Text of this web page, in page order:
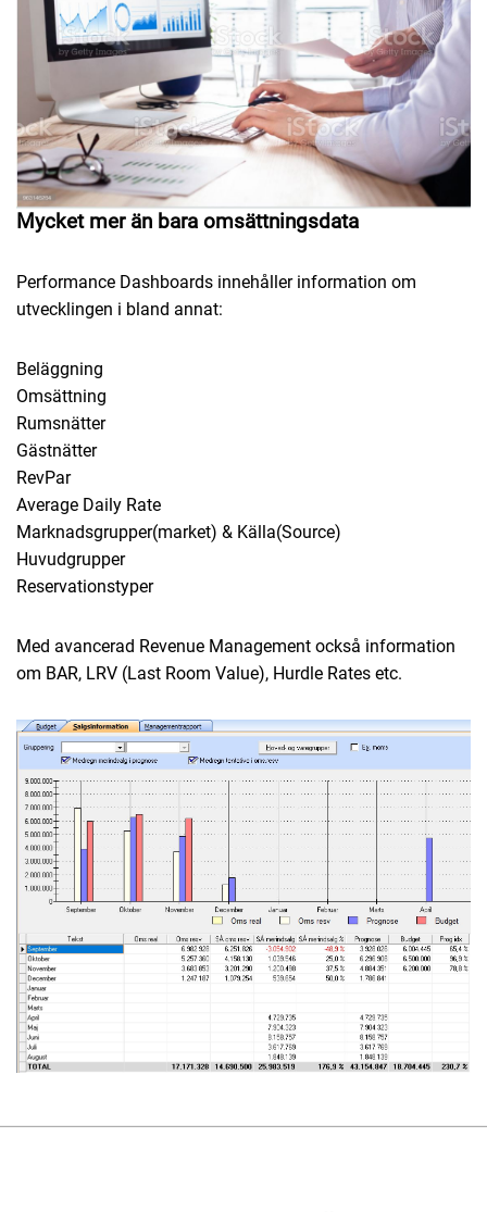
Mycket mer än bara omsättningsdata
Performance Dashboards innehåller information om
utvecklingen i bland annat:
Beläggning
Omsättning
Rumsnätter
Gästnätter
RevPar
Average Daily Rate
Marknadsgrupper(market) & Källa(Source)
Huvudgrupper
Reservationstyper
Med avancerad Revenue Management också information
om BAR, LRV (Last Room Value), Hurdle Rates etc.